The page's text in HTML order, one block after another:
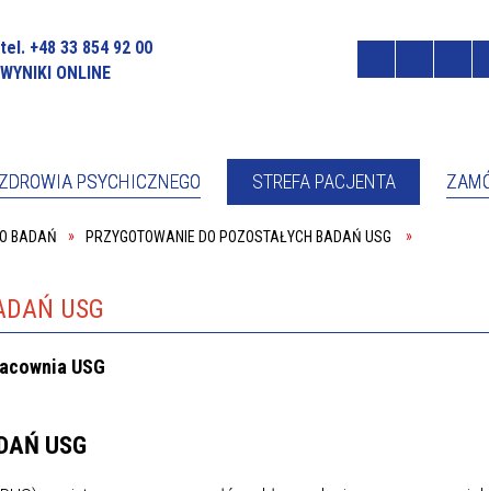
tel. +48 33 854 92 00
WYNIKI ONLINE
PSYCHICZNEGO
CZP
STREFA PACJENTA
SZKOLENIOWA
DYREKTORA DS. PRAW
ADMINISTRACJA FORMULARZ KONTAKTOWY
BADAŃ PRZYGOTOWANIE DO POZOSTAŁYCH BADAŃ USG
USG
USG
USG